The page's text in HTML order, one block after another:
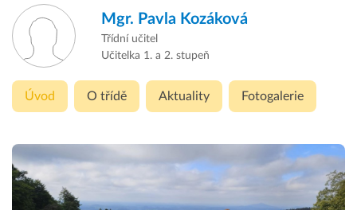
Mgr. Pavla Kozáková
Třídní učitel
Učitelka 1. a 2. stupeň
Úvod O třídě Aktuality Fotogalerie